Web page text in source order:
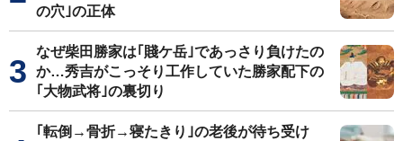
の穴｣の正体
なぜ柴田勝家は｢賤ケ岳｣であっさり負けたの
か…秀吉がこっそり工作していた勝家配下の
｢大物武将｣の裏切り
｢転倒→骨折→寝たきり｣の老後が待ち受け